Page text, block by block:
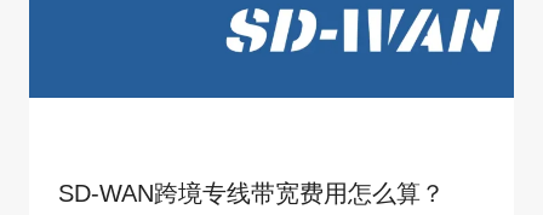
SD-WAN跨境专线带宽费用怎么算？